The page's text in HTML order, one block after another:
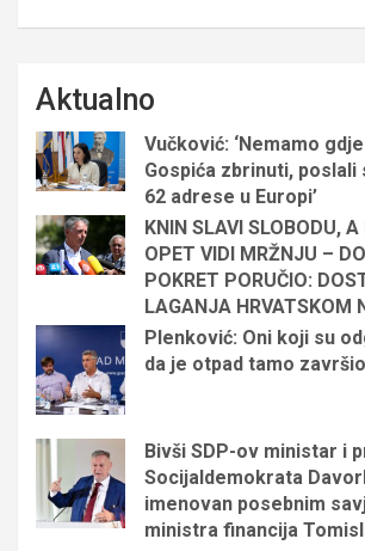
Aktualno
Vučković: ‘Nemamo
Gospića zbrinuti, poslali
62 adrese u Europi’
KNIN SLAVI SLOBODU,
OPET VIDI MRŽNJU –
POKRET PORUČIO:
LAGANJA HRVATSKOM
Plenković: Oni koji su
da je otpad tamo
Bivši SDP-ov ministar i
Socijaldemokrata
imenovan posebnim
ministra financija